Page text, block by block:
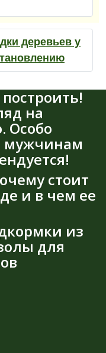
деревьев у
на
Особо
мужчинам
стоит
и в чем ее
из
для